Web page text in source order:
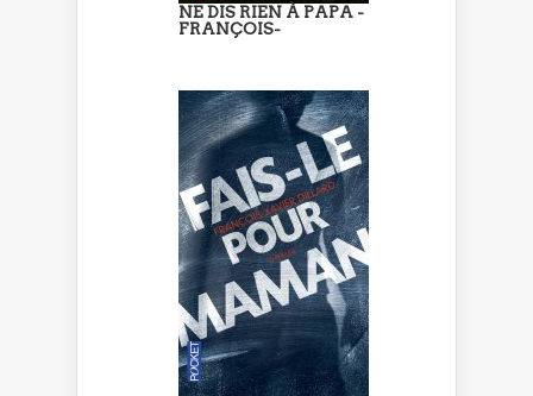
NE DIS RIEN À PAPA -
FRANÇOIS-